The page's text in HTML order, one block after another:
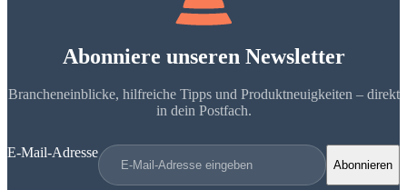
Abonniere unseren Newsletter
Brancheneinblicke, hilfreiche Tipps und Produktneuigkeiten – direkt
in dein Postfach.
E-Mail-Adresse
Abonnieren